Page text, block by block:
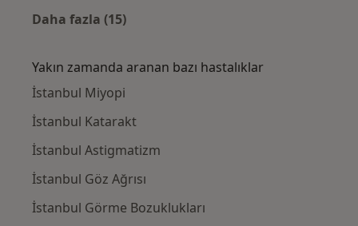
Daha fazla (15)
Yakın zamanda aranan bazı hastalıklar
İstanbul Miyopi
İstanbul Katarakt
İstanbul Astigmatizm
İstanbul Göz Ağrısı
İstanbul Görme Bozuklukları